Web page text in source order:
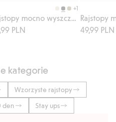
+1
Rajstopy mocno wyszczuplające 40 den
PLN
49,99 PLN
kategorie
Wzorzyste rajstopy
den Stay ups